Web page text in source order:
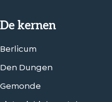
De kernen
Berlicum
Den Dungen
Gemonde